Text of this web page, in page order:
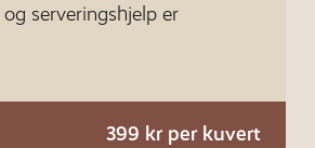
serveringshjelp er
399 kr per kuvert